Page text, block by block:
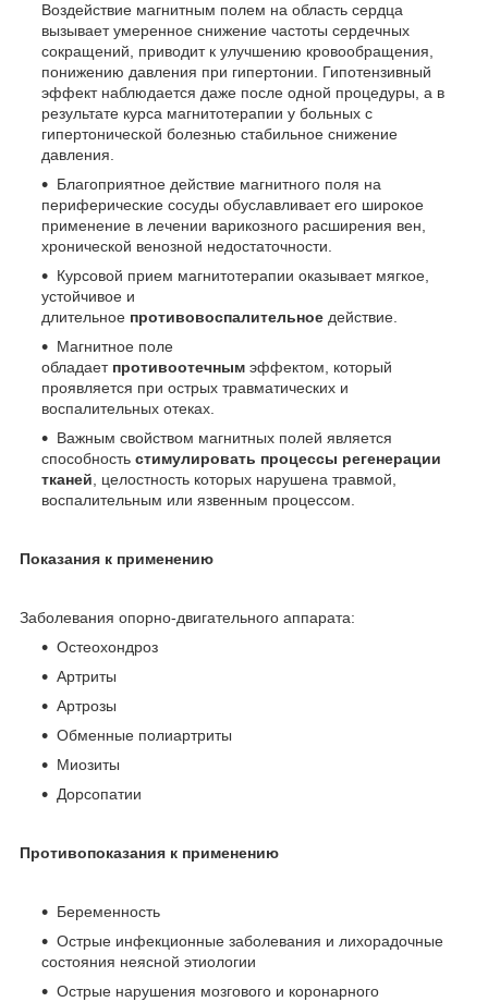
Воздействие магнитным полем на область сердца
вызывает умеренное снижение частоты сердечных
сокращений, приводит к улучшению кровообращения,
понижению давления при гипертонии. Гипотензивный
эффект наблюдается даже после одной процедуры, а в
результате курса магнитотерапии у больных с
гипертонической болезнью стабильное снижение
давления.
Благоприятное действие магнитного поля на
периферические сосуды обуславливает его широкое
применение в лечении варикозного расширения вен,
хронической венозной недостаточности.
Курсовой прием магнитотерапии оказывает мягкое,
устойчивое и
длительное противовоспалительное действие.
Магнитное поле
обладает противоотечным эффектом, который
проявляется при острых травматических и
воспалительных отеках.
Важным свойством магнитных полей является
способность стимулировать процессы регенерации
тканей, целостность которых нарушена травмой,
воспалительным или язвенным процессом.
Показания к применению
Заболевания опорно-двигательного аппарата:
Остеохондроз
Артриты
Артрозы
Обменные полиартриты
Миозиты
Дорсопатии
Противопоказания к применению
Беременность
Острые инфекционные заболевания и лихорадочные
состояния неясной этиологии
Острые нарушения мозгового и коронарного